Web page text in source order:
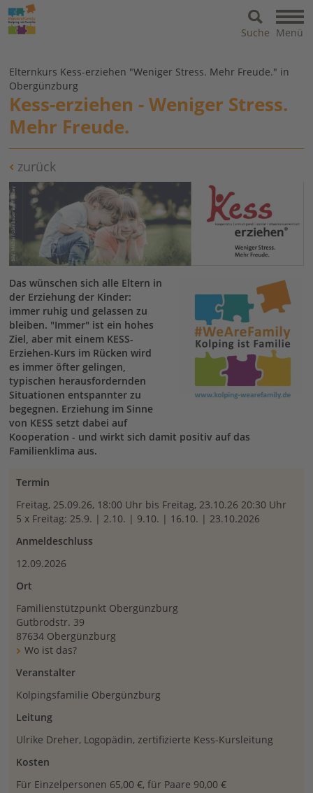
Menü
Suche
Elternkurs Kess-erziehen "Weniger Stress. Mehr Freude." in
Obergünzburg
Kess-erziehen - Weniger Stress.
Mehr Freude.
zurück
Das wünschen sich alle Eltern in
der Erziehung der Kinder:
immer ruhig und gelassen zu
bleiben. "Immer" ist ein hohes
Ziel, aber mit einem KESS-
Erziehen-Kurs im Rücken wird
es immer öfter gelingen,
typischen herausfordernden
Situationen entspannter zu
begegnen. Erziehung im Sinne
von KESS setzt dabei auf
Kooperation - und wirkt sich damit positiv auf das
Familienklima aus.
Termin
Freitag, 25.09.26, 18:00 Uhr bis Freitag, 23.10.26 20:30 Uhr
5 x Freitag: 25.9. | 2.10. | 9.10. | 16.10. | 23.10.2026
Anmeldeschluss
12.09.2026
Ort
Familienstützpunkt Obergünzburg
Gutbrodstr. 39
87634 Obergünzburg
Wo ist das?
Veranstalter
Kolpingsfamilie Obergünzburg
Leitung
Ulrike Dreher, Logopädin, zertifizierte Kess-Kursleitung
Kosten
Für Einzelpersonen 65,00 €, für Paare 90,00 €